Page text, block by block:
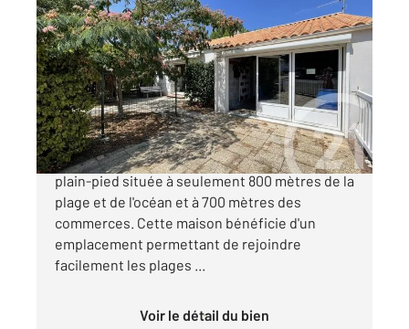
LA TRANCHE SUR MER 85
55 m2, 3 pièces
Ref : 1904
Maison à vendre
322 700 €
À vendre à La Tranche sur Mer, maison de
plain-pied située à seulement 800 mètres de la
plage et de l'océan et à 700 mètres des
commerces. Cette maison bénéficie d'un
emplacement permettant de rejoindre
facilement les plages ...
Voir le détail du bien